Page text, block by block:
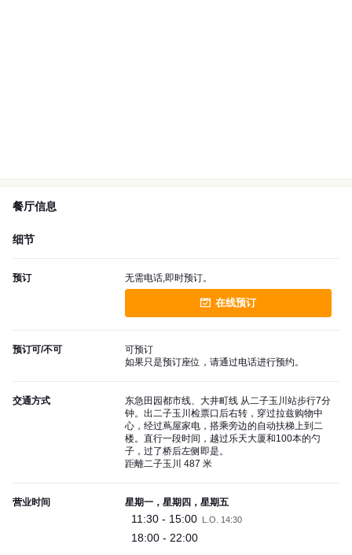
餐厅信息
细节
预订 无需电话,即时预订。
在线预订
预订可/不可
可预订
如果只是预订座位，请通过电话进行预约。
交通方式
东急田园都市线、大井町线 从二子玉川站步行7分
钟。出二子玉川检票口后右转，穿过拉兹购物中
心，经过蔦屋家电，搭乘旁边的自动扶梯上到二
楼。直行一段时间，越过乐天大厦和100本的勺
子，过了桥后左侧即是。
距離二子玉川 487 米
营业时间 星期一，星期四，星期五
11:30 - 15:00 L.O. 14:30
18:00 - 22:00